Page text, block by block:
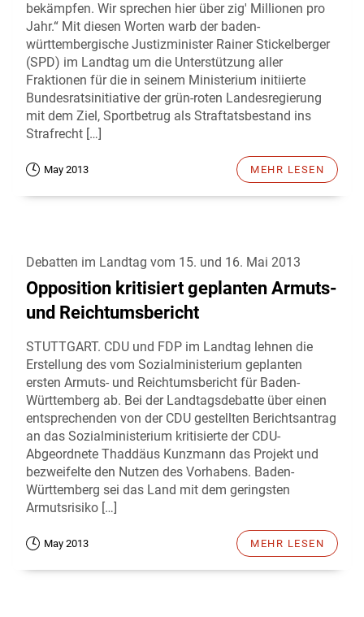
bekämpfen. Wir sprechen hier über zig' Millionen pro
Jahr.“ Mit diesen Worten warb der baden-
württembergische Justizminister Rainer Stickelberger
(SPD) im Landtag um die Unterstützung aller
Fraktionen für die in seinem Ministerium initiierte
Bundesratsinitiative der grün-roten Landesregierung
mit dem Ziel, Sportbetrug als Straftatsbestand ins
Strafrecht […]
May 2013 MEHR LESEN
Debatten im Landtag vom 15. und 16. Mai 2013
Opposition kritisiert geplanten Armuts-
und Reichtumsbericht
STUTTGART. CDU und FDP im Landtag lehnen die
Erstellung des vom Sozialministerium geplanten
ersten Armuts- und Reichtumsbericht für Baden-
Württemberg ab. Bei der Landtagsdebatte über einen
entsprechenden von der CDU gestellten Berichtsantrag
an das Sozialministerium kritisierte der CDU-
Abgeordnete Thaddäus Kunzmann das Projekt und
bezweifelte den Nutzen des Vorhabens. Baden-
Württemberg sei das Land mit dem geringsten
Armutsrisiko […]
May 2013 MEHR LESEN